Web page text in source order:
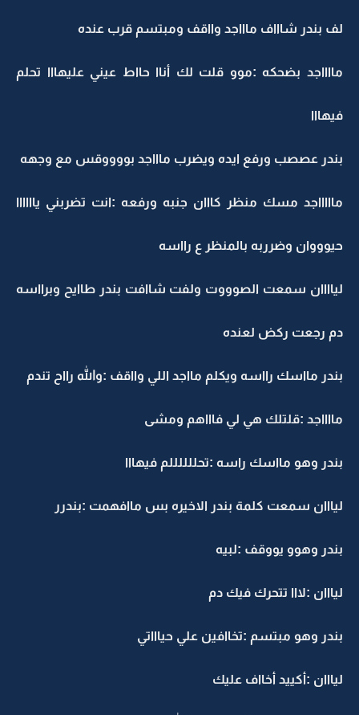
لف بندر شاااف ماااجد وااقف ومبتسم قرب عنده
مااااجد بضحكه :موو قلت لك أناا حااط عيني عليهااا تحلم
فيهااا
بندر عصصب ورفع ايده ويضرب ماااجد بووووقس مع وجهه
ماااااجد مسك منظر كااان جنبه ورفعه :انت تضربني ياااااا
حيوووان وضرربه بالمنظر ع رااسه
لياااان سمعت الصوووت ولفت شاافت بندر طاايح وبرااسه
دم رجعت ركض لعنده
بندر مااسك رااسه ويكلم مااجد اللي وااقف :والله رااح تندم
مااااجد :قلتلك هي لي فاااهم ومشى
بندر وهو مااسك راسه :تحللللللم فيهااا
ليااان سمعت كلمة بندر الاخيره بس ماافهمت :بندرر
بندر وهوو يووقف :لبيه
ليااان :لااا تتحرك فيك دم
بندر وهو مبتسم :تخاافين علي حياااتي
ليااان :أكييد أخااف عليك